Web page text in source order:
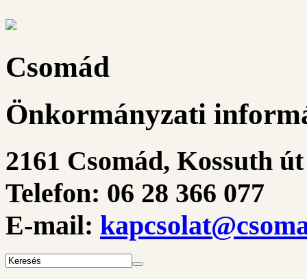
Csomád
Önkormányzati
2161 Csomád, Kossuth
Telefon: 06 28 366 077
E-mail: